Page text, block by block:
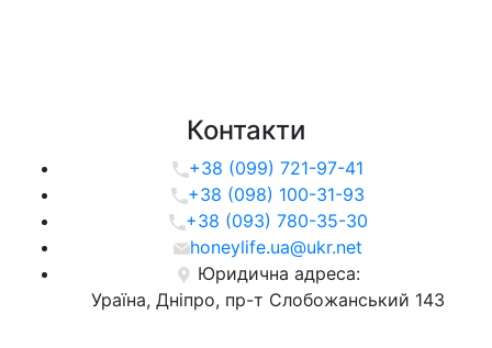
Контакти
+38 (099) 721-97-41
+38 (098) 100-31-93
+38 (093) 780-35-30
honeylife.ua@ukr.net
Юридична адреса:
Ураїна, Дніпро, пр-т Слобожанський 143